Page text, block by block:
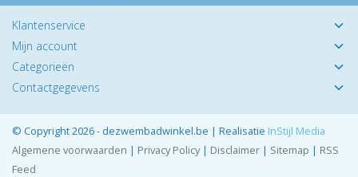
Klantenservice
Mijn account
Categorieën
Contactgegevens
© Copyright 2026 - dezwembadwinkel.be | Realisatie InStijl Media
Algemene voorwaarden | Privacy Policy| Disclaimer | Sitemap | RSS
Feed